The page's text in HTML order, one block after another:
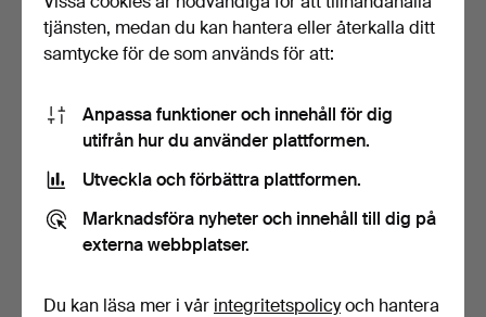
FISKERULLE, Mitchell 330
Automatic.
1 bud
32 USD
FLUGFISKESPÖN, 3st,
Thompson, Berkley.
2 bud
53 USD
tjänsten, medan du kan hantera eller återkalla ditt
samtycke för de som används för att:
Anpassa funktioner och innehåll för dig
utifrån hur du använder plattformen.
Utveckla och förbättra plattformen.
Marknadsföra nyheter och innehåll till dig på
externa webbplatser.
Du kan läsa mer i vår integritetspolicyoch hantera